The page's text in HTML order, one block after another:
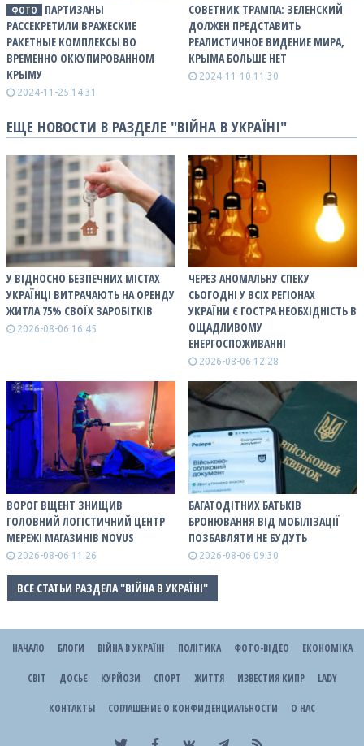
ФОТО
ПАРТИЗАНЫ
РАССЕКРЕТИЛИ ВРАЖЕСКИЕ
РАКЕТНЫЕ КОМПЛЕКСЫ ВО
ВРЕМЕННО ОККУПИРОВАННОМ
КРЫМУ
2024-11-25 14:31
СОВЕТНИК ТРАМПА: ЗЕЛЕНСКИЙ
ДОЛЖЕН ПРЕДСТАВИТЬ
РЕАЛИСТИЧНОЕ ВИДЕНИЕ МИРА,
КРЫМА БОЛЬШЕ НЕТ
2024-11-10 11:30
ЕЩЕ НОВОСТИ В РАЗДЕЛЕ "ВІЙНА В УКРАЇНІ"
У ВІДНОСНО БЕЗПЕЧНИХ МІСТАХ
УКРАЇНЦІ ВИТРАЧАЮТЬ НА ОРЕНДУ
ЖИТЛА 75% СВОЇХ ЗАРОБІТКІВ
2026-08-06 16:45
ЧЕРЕЗ АНОМАЛЬНУ СПЕКУ
СЬОГОДНІ У ВСІХ РЕГІОНАХ
УКРАЇНИ Є ГОСТРА НЕОБХІДНІСТЬ В
ОЩАДЛИВОМУ
ЕНЕРГОСПОЖИВАННІ
2026-08-06 12:28
ВОРОГ ВЩЕНТ ЗНИЩИВ
ГОЛОВНИЙ ЛОГІСТИЧНИЙ ЦЕНТР
МЕРЕЖІ МАГАЗИНІВ NOVUS
2026-08-06 11:26
БАГАТОДІТНИХ БАТЬКІВ
БРОНЮВАННЯ ВІД МОБІЛІЗАЦІЇ
ПОЗБАВЛЯТИ НЕ БУДУТЬ
2026-08-06 09:30
ВСЕ СТАТЬИ РАЗДЕЛА "ВІЙНА В УКРАЇНІ"
НАЧАЛО БЛОГИ ВІЙНА В УКРАЇНІ ПОЛІТИКА ФОТО-ВІДЕО ЕКОНОМІКА
СВІТ ДОСЬЄ КУРЙОЗИ СПОРТ ЖИТТЯ ИЗВЕСТИЯ КИПР LADY
КОНТАКТЫ СОГЛАШЕНИЕ О КОНФИДЕНЦИАЛЬНОСТИ О НАС